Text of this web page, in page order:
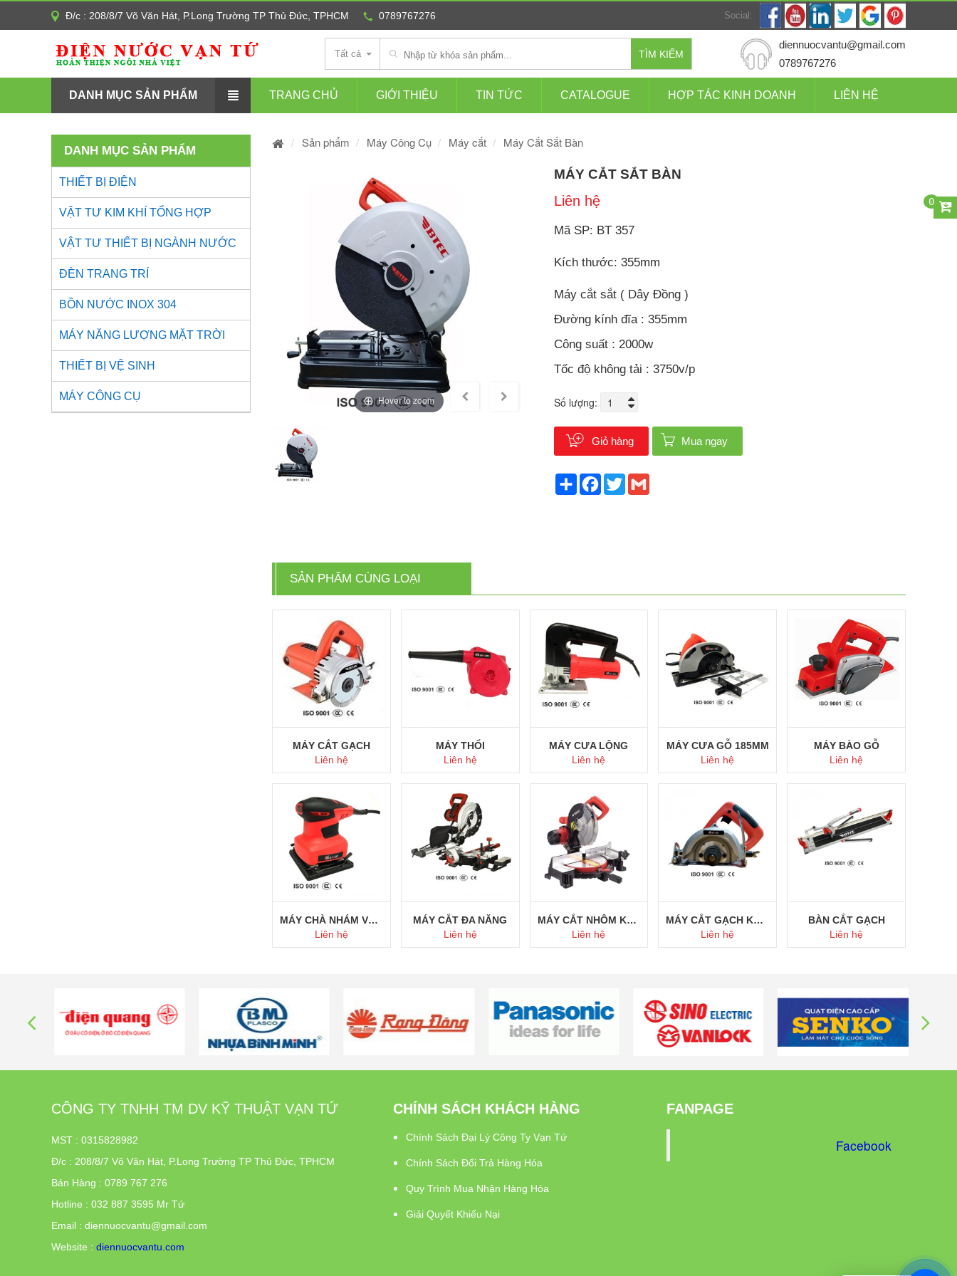
Đ/c : 208/8/7 Võ Văn Hát, P.Long Trường TP Thủ Đức, TPHCM 0789767276 Social:
TÌM KIẾM
Tất cả
diennuocvantu@gmail.com
0789767276
0
DANH MỤC SẢN PHẨM TRANG CHỦ GIỚI THIỆU TIN TỨC CATALOGUE HỢP TÁC KINH DOANH LIÊN HỆ
Sản phẩm Máy Công Cụ Máy cắt Máy Cắt Sắt Bàn
Hover to zoom
MÁY CẮT SẮT BÀN
Liên hệ
Mã SP: BT 357
Kích thước: 355mm
Máy cắt sắt ( Dây Đồng )
Đường kính đĩa : 355mm
Công suất : 2000w
Tốc độ không tải : 3750v/p
Số lượng:
Giỏ hàng Mua ngay
ShareFacebook
Twitter
SẢN PHẨM CÙNG LOẠI
Mua ngay
MÁY CẮT GẠCH
Liên hệ
Mua ngay
MÁY THỔI
Liên hệ
Mua ngay
MÁY CƯA LỘNG
Liên hệ
Mua ngay
MÁY CƯA GỖ 185MM
Liên hệ
Mua ngay
MÁY BÀO GỖ
Liên hệ
MÁY CHÀ NHÁM VUÔNG
Liên hệ
MÁY CẮT ĐA NĂNG
Liên hệ
MÁY CẮT NHÔM KAINUO
Liên hệ
MÁY CẮT GẠCH KAINUO
Liên hệ
BÀN CẮT GẠCH
Liên hệ
DANH MỤC SẢN PHẨM
THIẾT BỊ ĐIỆN
VẬT TƯ KIM KHÍ TỔNG HỢP
VẬT TƯ THIẾT BỊ NGÀNH NƯỚC
ĐÈN TRANG TRÍ
BỒN NƯỚC INOX 304
MÁY NĂNG LƯỢNG MẶT TRỜI
THIẾT BỊ VỆ SINH
MÁY CÔNG CỤ
CÔNG TY TNHH TM DV KỸ THUẬT VẠN TỨ
MST : 0315828982
Đ/c : 208/8/7 Võ Văn Hát, P.Long Trường TP Thủ Đức, TPHCM
Bán Hàng : 0789 767 276
Hotline : 032 887 3595 Mr Tứ
Email : diennuocvantu@gmail.com
Website : diennuocvantu.com
CHÍNH SÁCH KHÁCH HÀNG
Chính Sách Đại Lý Công Ty Vạn Tứ
Chính Sách Đổi Trả Hàng Hóa
Quy Trình Mua Nhận Hàng Hóa
Giải Quyết Khiếu Nại
FANPAGE
Facebook